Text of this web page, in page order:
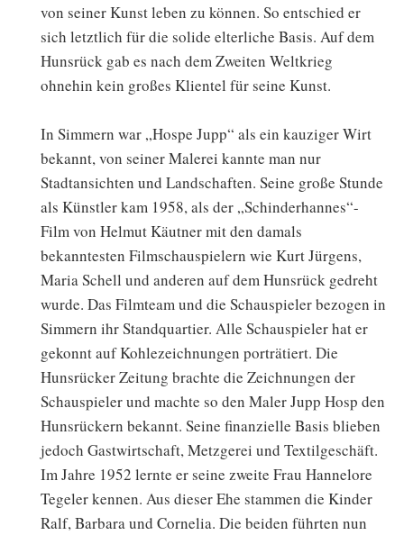
von seiner Kunst leben zu können. So entschied er
sich letztlich für die solide elterliche Basis. Auf dem
Hunsrück gab es nach dem Zweiten Weltkrieg
ohnehin kein großes Klientel für seine Kunst.
In Simmern war „Hospe Jupp“ als ein kauziger Wirt
bekannt, von seiner Malerei kannte man nur
Stadtansichten und Landschaften. Seine große Stunde
als Künstler kam 1958, als der „Schinderhannes“-
Film von Helmut Käutner mit den damals
bekanntesten Filmschauspielern wie Kurt Jürgens,
Maria Schell und anderen auf dem Hunsrück gedreht
wurde. Das Filmteam und die Schauspieler bezogen in
Simmern ihr Standquartier. Alle Schauspieler hat er
gekonnt auf Kohlezeichnungen porträtiert. Die
Hunsrücker Zeitung brachte die Zeichnungen der
Schauspieler und machte so den Maler Jupp Hosp den
Hunsrückern bekannt. Seine finanzielle Basis blieben
jedoch Gastwirtschaft, Metzgerei und Textilgeschäft.
Im Jahre 1952 lernte er seine zweite Frau Hannelore
Tegeler kennen. Aus dieser Ehe stammen die Kinder
Ralf, Barbara und Cornelia. Die beiden führten nun